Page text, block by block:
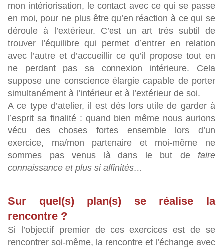
mon intériorisation, le contact avec ce qui se passe
en moi, pour ne plus être qu’en réaction à ce qui se
déroule à l’extérieur. C’est un art très subtil de
trouver l’équilibre qui permet d’entrer en relation
avec l’autre et d’accueillir ce qu’il propose tout en
ne perdant pas sa connexion intérieure. Cela
suppose une conscience élargie capable de porter
simultanément à l’intérieur et à l’extérieur de soi.
A ce type d’atelier, il est dès lors utile de garder à
l’esprit sa finalité : quand bien même nous aurions
vécu des choses fortes ensemble lors d’un
exercice, ma/mon partenaire et moi-même ne
sommes pas venus là dans le but de faire
connaissance et plus si affinités…
Sur quel(s) plan(s) se réalise la
rencontre ?
Si l’objectif premier de ces exercices est de se
rencontrer soi-même, la rencontre et l’échange avec